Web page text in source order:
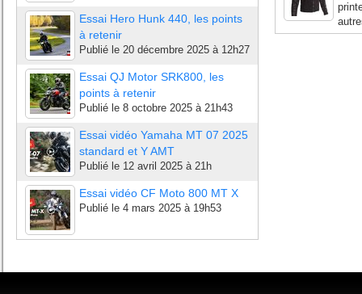
Essai Hero Hunk 440, les points
à retenir
Publié le 20 décembre 2025 à 12h27
Essai QJ Motor SRK800, les
points à retenir
Publié le 8 octobre 2025 à 21h43
Essai vidéo Yamaha MT 07 2025
standard et Y AMT
Publié le 12 avril 2025 à 21h
Essai vidéo CF Moto 800 MT X
Publié le 4 mars 2025 à 19h53